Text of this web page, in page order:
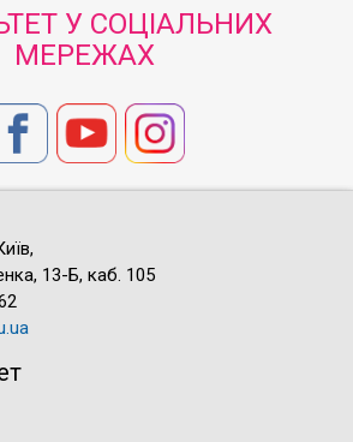
У СОЦІАЛЬНИХ
МЕРЕЖАХ
13-Б, каб. 105